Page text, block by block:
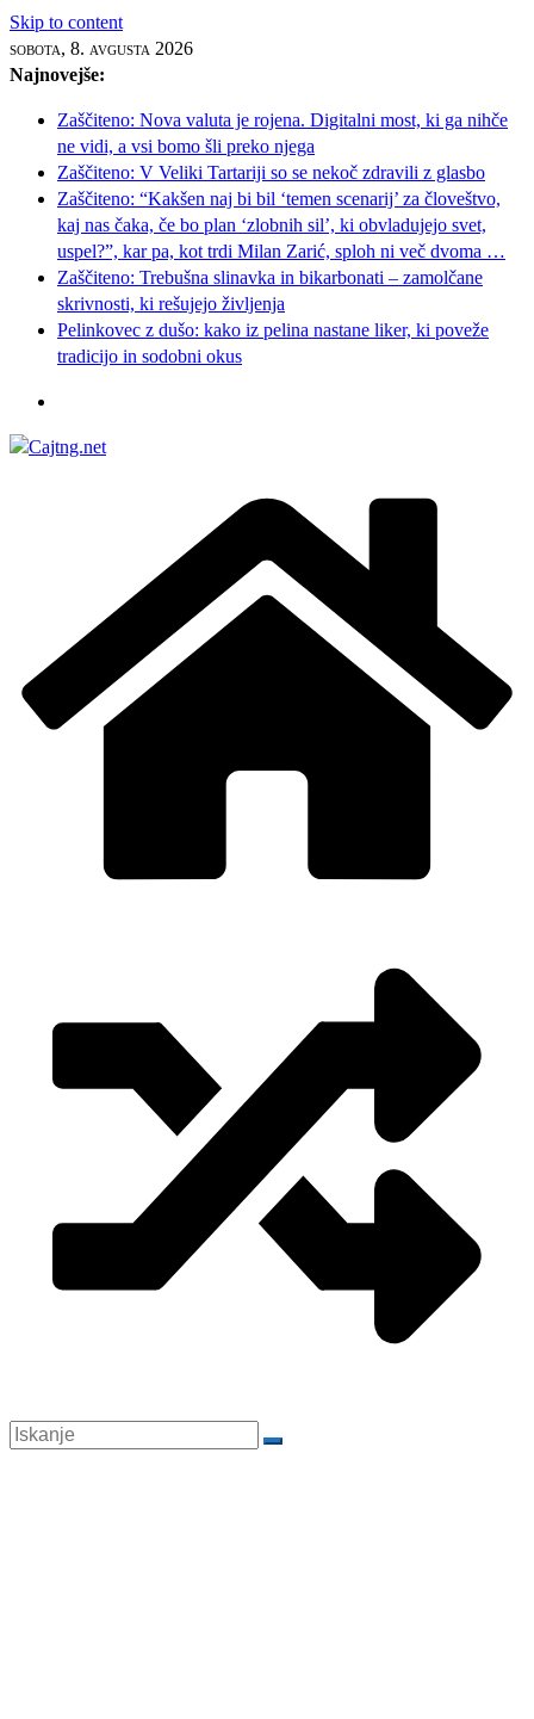
Skip to content
sobota, 8. avgusta 2026
Najnovejše:
Zaščiteno: Nova valuta je rojena. Digitalni most, ki ga nihče
ne vidi, a vsi bomo šli preko njega
Zaščiteno: V Veliki Tartariji so se nekoč zdravili z glasbo
Zaščiteno: “Kakšen naj bi bil ‘temen scenarij’ za človeštvo,
kaj nas čaka, če bo plan ‘zlobnih sil’, ki obvladujejo svet,
uspel?”, kar pa, kot trdi Milan Zarić, sploh ni več dvoma …
Zaščiteno: Trebušna slinavka in bikarbonati – zamolčane
skrivnosti, ki rešujejo življenja
Pelinkovec z dušo: kako iz pelina nastane liker, ki poveže
tradicijo in sodobni okus